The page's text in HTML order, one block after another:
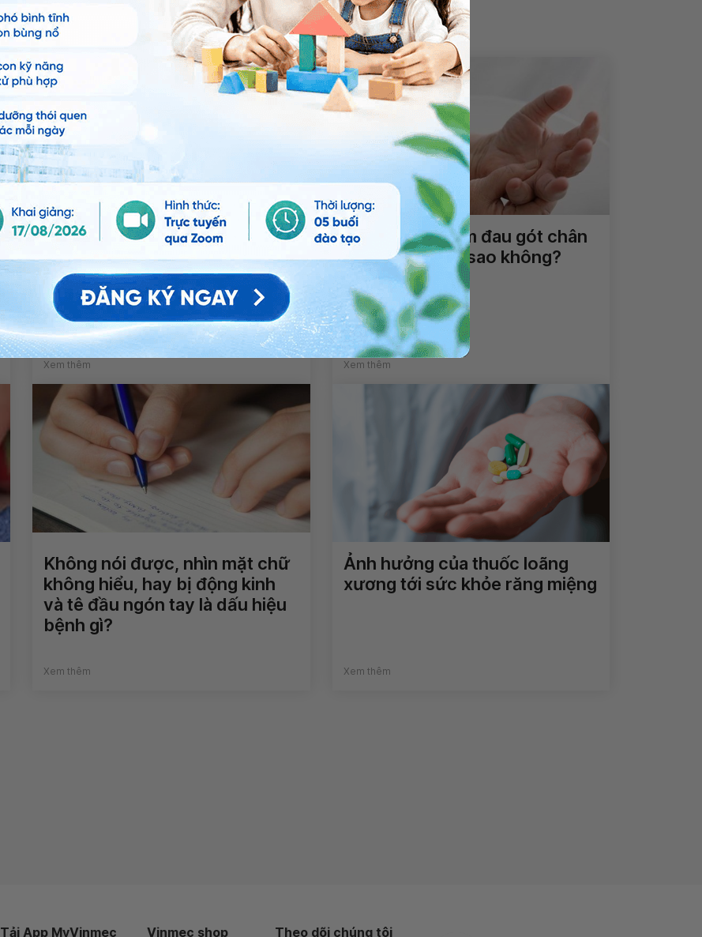
Tiểu phẫu cho bé 2,5 tuổi dính
thắng lưỡi gây tê có được
không? Sau khi cắt có phải
điều trị thuốc kháng sinh lâu
không?
Xem thêm
Tê cánh tay kèm đau gót chân
khi ngủ dậy có sao không?
Xem thêm
Không nói được, nhìn mặt chữ
không hiểu, hay bị động kinh
và tê đầu ngón tay là dấu hiệu
bệnh gì?
Xem thêm
Ảnh hưởng của thuốc loãng
xương tới sức khỏe răng miệng
Xem thêm
Tải App MyVinmec Vinmec shop Theo dõi chúng tôi